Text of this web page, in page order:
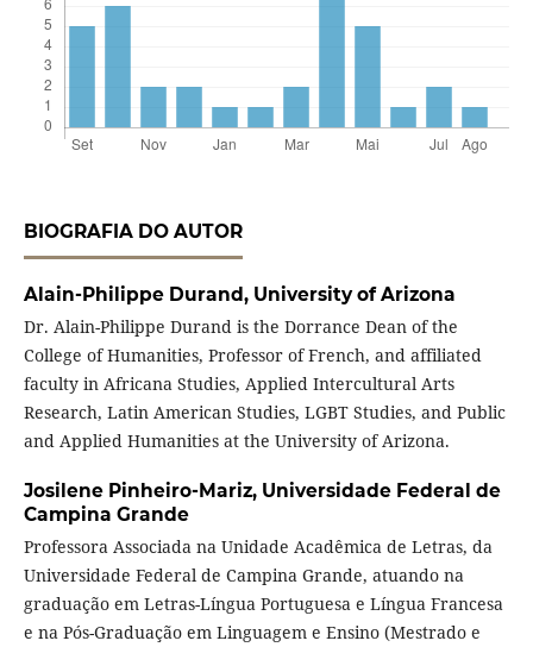
BIOGRAFIA DO AUTOR
Alain-Philippe Durand, University of Arizona
Dr. Alain-Philippe Durand is the Dorrance Dean of the
College of Humanities, Professor of French, and affiliated
faculty in Africana Studies, Applied Intercultural Arts
Research, Latin American Studies, LGBT Studies, and Public
and Applied Humanities at the University of Arizona.
Josilene Pinheiro-Mariz, Universidade Federal de
Campina Grande
Professora Associada na Unidade Acadêmica de Letras, da
Universidade Federal de Campina Grande, atuando na
graduação em Letras-Língua Portuguesa e Língua Francesa
e na Pós-Graduação em Linguagem e Ensino (Mestrado e